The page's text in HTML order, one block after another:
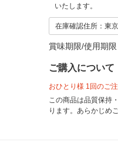
いたします。
在庫確認住所：東
賞味期限/使用期
ご購入について
おひとり様 1回のご
この商品は品質保持
ります。あらかじめ